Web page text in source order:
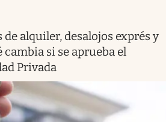
de alquiler, desalojos exprés y
si se aprueba el
Privada